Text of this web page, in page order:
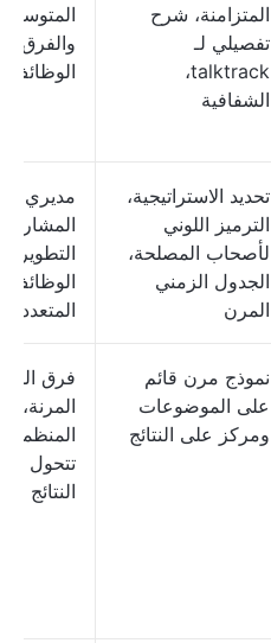
المتزامنة، شرح
تفصيلي لـ
talktrack،
الشفافية
المتوسعة
والفرق
الوظائف
تحديد الاستراتيجية،
الترميز اللوني
لأصحاب المصلحة،
الجدول الزمني
المرن
مديري
التطوير،
الوظائف
المتعددة
نموذج مرن قائم
على الموضوعات
ومركز على النتائج
فرق
المرنة،
تتحول
النتائج